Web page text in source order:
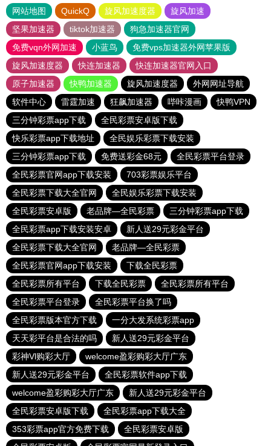
网站地图 QuickQ 旋风加速度器
旋风加速
坚果加速器
tiktok加速器
狗急加速器官网
免费vqn外网加速
小蓝鸟
免费vps加速器外网苹果版
旋风加速度器
快连加速器
快连加速器官网入口
原子加速器
快鸭加速器 旋风加速度器
外网网址导航
软件中心
雷霆加速 狂飙加速器 哔咔漫画
快鸭VPN
三分钟彩票app下载
全民彩票安卓版下载
快乐彩票app下载地址
全民娱乐彩票下载安装
三分钟彩票app下载
免费送彩金68元
全民彩票平台登录
全民彩票官网app下载安装
703彩票娱乐平台
全民彩票下载大全官网
全民娱乐彩票下载安装
全民彩票安卓版
老品牌—全民彩票
三分钟彩票app下载
全民彩票app下载安装安卓
新人送29元彩金平台
全民彩票下载大全官网
老品牌—全民彩票
全民彩票官网app下载安装
下载全民彩票
全民彩票所有平台
下载全民彩票
全民彩票所有平台
全民彩票平台登录
全民彩票平台换了吗
全民彩票版本官方下载
一分大发系统彩票app
天天彩平台是合法的吗
新人送29元彩金平台
彩神Vl购彩大厅
welcome盈彩购彩大厅广东
新人送29元彩金平台
全民彩票软件app下载
welcome盈彩购彩大厅广东
新人送29元彩金平台
全民彩票安卓版下载
全民彩票app下载大全
353彩票app官方免费下载
全民彩票安卓版